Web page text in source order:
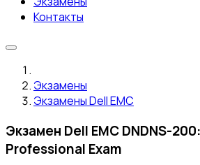
Контакты
Экзамены
Экзамены Dell EMC
Экзамен Dell EMC DNDNS-
Professional Exam